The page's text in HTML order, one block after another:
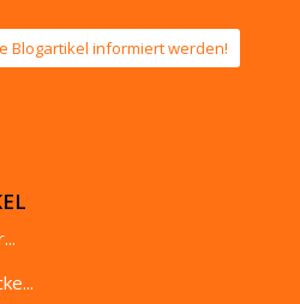
Blogartikel informiert werden!